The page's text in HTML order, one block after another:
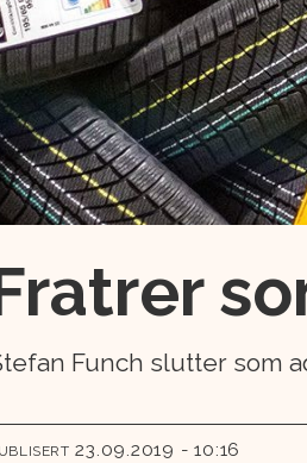
Funch slutter som
23.09.2019 - 10:16